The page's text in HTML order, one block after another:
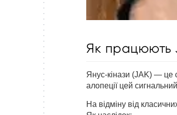
Як працюють
Янус-кінази (JAK) — це
алопеції цей
На відміну від